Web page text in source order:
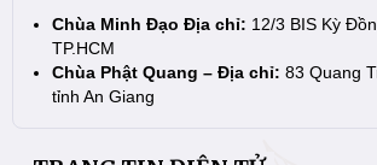
Chùa Minh Đạo Địa chỉ: 12/3 BIS Kỳ
TP.HCM
Chùa Phật Quang – Địa chỉ: 83 Quang
tỉnh An Giang